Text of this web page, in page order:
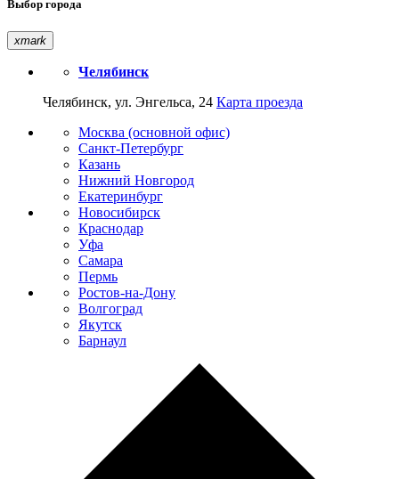
Выбор города
xmark
Челябинск
Челябинск, ул. Энгельса, 24 Карта проезда
Москва (основной офис)
Санкт-Петербург
Казань
Нижний Новгород
Екатеринбург
Новосибирск
Краснодар
Уфа
Самара
Пермь
Ростов-на-Дону
Волгоград
Якутск
Барнаул